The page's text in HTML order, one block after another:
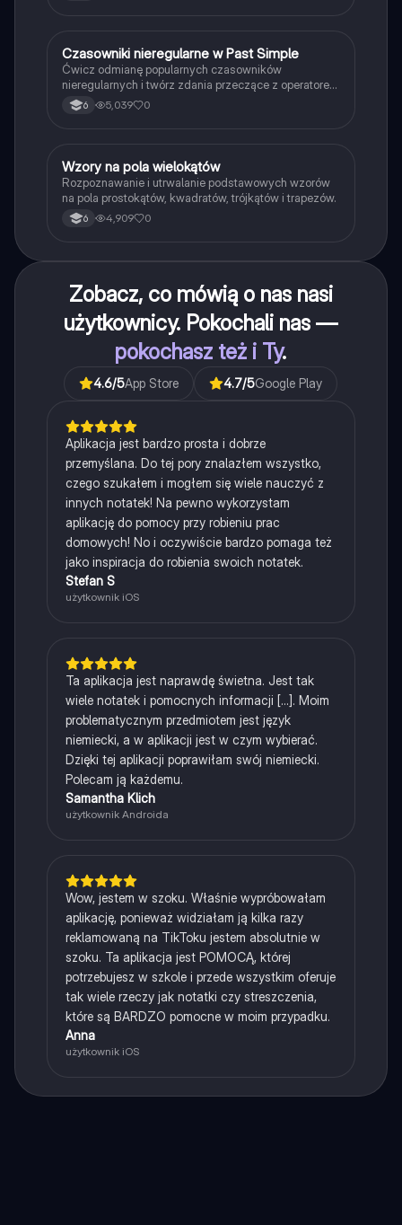
CJęzyk angielski
Czasowniki nieregularne w Past Simple
Ćwicz odmianę popularnych czasowników
nieregularnych i twórz zdania przeczące z operatorem
didn't w czasie Past Simple.
6 5,039 0
WMatematyka
Wzory na pola wielokątów
Rozpoznawanie i utrwalanie podstawowych wzorów
na pola prostokątów, kwadratów, trójkątów i trapezów.
6 4,909 0
Zobacz, co mówią o nas nasi
użytkownicy. Pokochali nas —
pokochasz też i Ty.
4.6/5App Store 4.7/5Google Play
Aplikacja jest bardzo prosta i dobrze
przemyślana. Do tej pory znalazłem wszystko,
czego szukałem i mogłem się wiele nauczyć z
innych notatek! Na pewno wykorzystam
aplikację do pomocy przy robieniu prac
domowych! No i oczywiście bardzo pomaga też
jako inspiracja do robienia swoich notatek.
Stefan S
użytkownik iOS
Ta aplikacja jest naprawdę świetna. Jest tak
wiele notatek i pomocnych informacji [...]. Moim
problematycznym przedmiotem jest język
niemiecki, a w aplikacji jest w czym wybierać.
Dzięki tej aplikacji poprawiłam swój niemiecki.
Polecam ją każdemu.
Samantha Klich
użytkownik Androida
Wow, jestem w szoku. Właśnie wypróbowałam
aplikację, ponieważ widziałam ją kilka razy
reklamowaną na TikToku jestem absolutnie w
szoku. Ta aplikacja jest POMOCĄ, której
potrzebujesz w szkole i przede wszystkim oferuje
tak wiele rzeczy jak notatki czy streszczenia,
które są BARDZO pomocne w moim przypadku.
Anna
użytkownik iOS